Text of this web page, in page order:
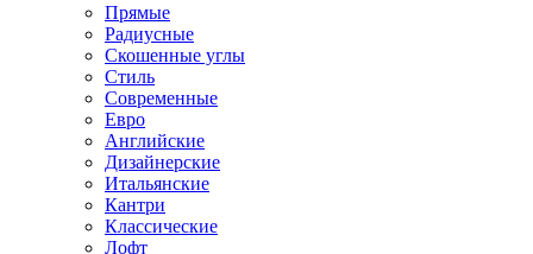
Прямые
Радиусные
Скошенные углы
Стиль
Современные
Евро
Английские
Дизайнерские
Итальянские
Кантри
Классические
Лофт